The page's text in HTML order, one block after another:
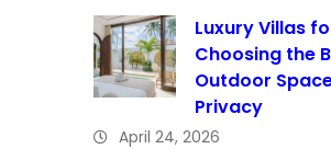
Luxury Villas
Choosing the
Outdoor
Privacy
April 24, 2026